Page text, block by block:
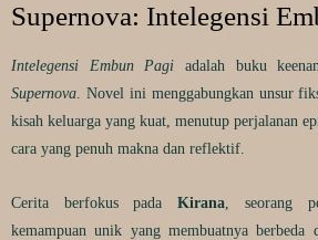
Supernova: Intelegensi
Intelegensi Embun Pagi adalah buku
Supernova. Novel ini menggabungkan unsur
kisah keluarga yang kuat, menutup perjalanan
cara yang penuh makna dan reflektif.
Cerita berfokus padaKirana , seorang
kemampuan unik yang membuatnya